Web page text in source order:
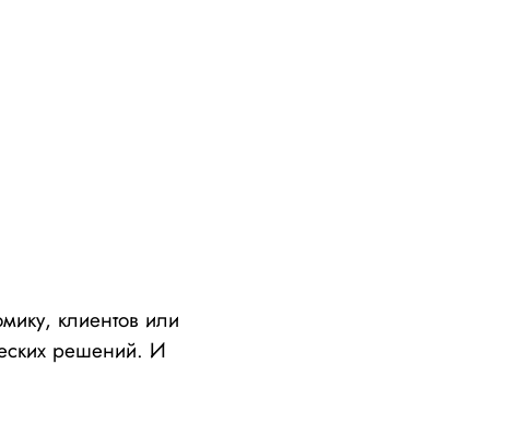
клиентов или
решений. И